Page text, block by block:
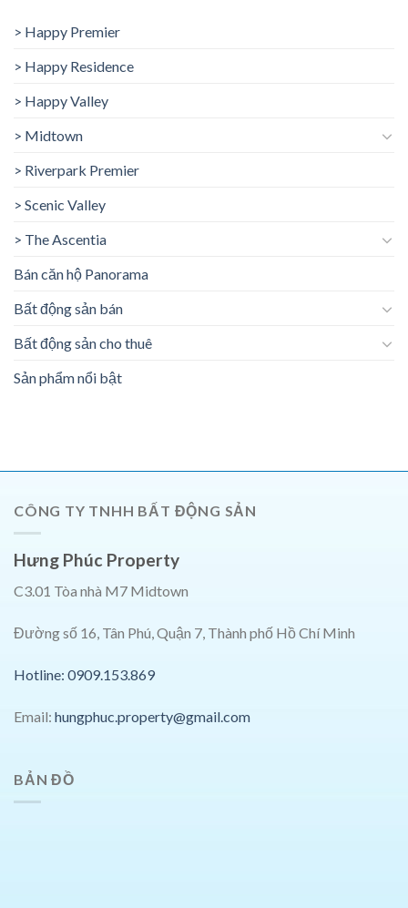
> Happy Premier
> Happy Residence
> Happy Valley
> Midtown
> Riverpark Premier
> Scenic Valley
> The Ascentia
Bán căn hộ Panorama
Bất động sản bán
Bất động sản cho thuê
Sản phẩm nổi bật
CÔNG TY TNHH BẤT ĐỘNG SẢN
Hưng Phúc Property
C3.01 Tòa nhà M7 Midtown
Đường số 16, Tân Phú, Quận 7, Thành phố Hồ Chí Minh
Hotline: 0909.153.869
Email: hungphuc.property@gmail.com
BẢN ĐỒ